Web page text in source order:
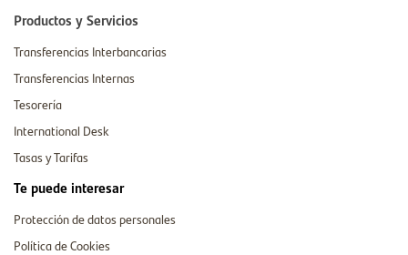
Productos y Servicios
Transferencias Interbancarias
Transferencias Internas
Tesorería
International Desk
Tasas y Tarifas
Te puede interesar
Protección de datos personales
Política de Cookies